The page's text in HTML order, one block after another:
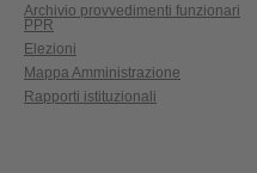
Archivio provvedimenti funzionari
PPR
Elezioni
Mappa Amministrazione
Rapporti istituzionali